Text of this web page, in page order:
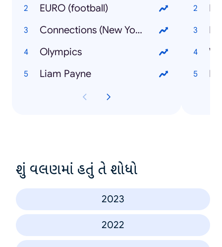
EURO (football)
Connections (New York Times game)
Olympics
Liam Payne
શું વલણમાં હતું તે શોધો
2023
2022